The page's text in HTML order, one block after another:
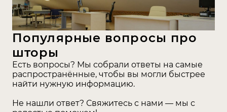
Мансардные шторы
Популярные вопросы про
шторы
Есть вопросы? Мы собрали ответы на самые
распространённые, чтобы вы могли быстрее
найти нужную информацию.
Не нашли ответ? Свяжитесь с нами — мы с